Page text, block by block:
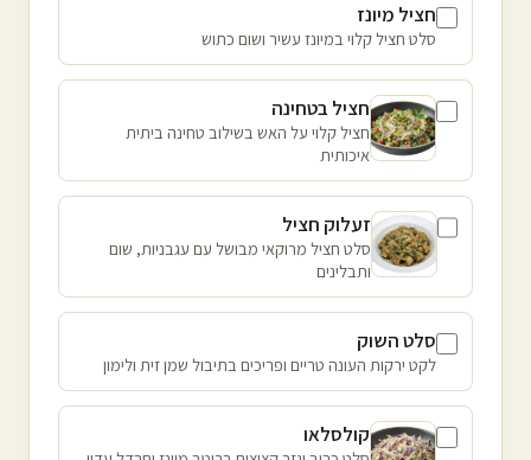
חציל מיונז
סלט חציל קלוי במיונז עשיר ושום כתוש
חציל בטחינה
חציל קלוי על האש בשילוב טחינה ביתית
איכותית
זעלוק חציל
סלט חציל מרוקאי מבושל עם עגבניות, שום
ותבלינים
סלט השוק
לקט ירקות העונה טריים ופריכים בתיבול שמן זית ולימון
קולסלאו